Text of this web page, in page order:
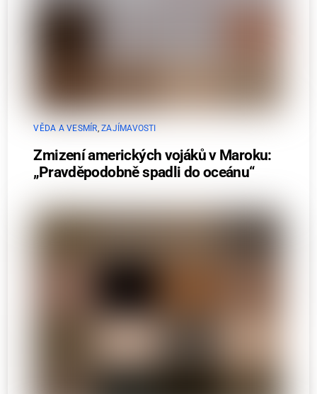
VĚDA A VESMÍR,ZAJÍMAVOSTI
Zmizení amerických vojáků v Maroku:
„Pravděpodobně spadli do oceánu“